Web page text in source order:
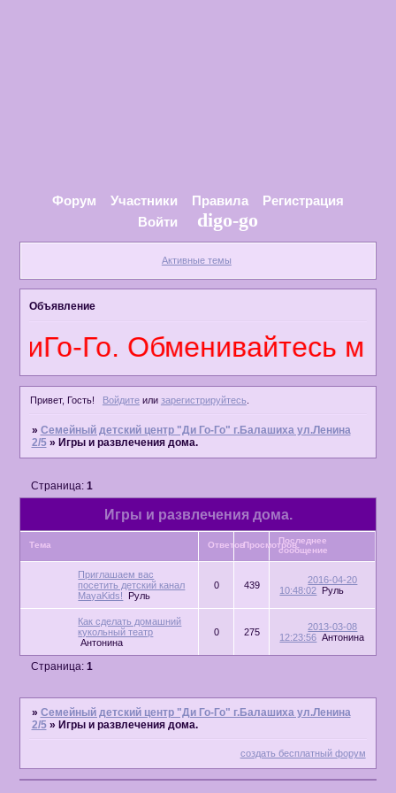
Форум Участники Правила
Регистрация
Войти
digo-go
Активные темы
Объявление
Го. Обменивайтесь
Привет, Гость! Войдитеили зарегистрируйтесь
» Семейный детский центр "Ди Го-Го" г.Балашиха ул.Ленина
2/5 » Игры и развлечения дома.
Игры и развлечения дома.
Страница: 1
Тема ОтветовПросмотровПоследнее
сообщение
Приглашаем вас
посетить детский канал
MayaKids!
Руль
0 439
2016-04-20
10:48:02 Руль
Как сделать домашний
кукольный театр
Антонина
0 275
2013-03-08
12:23:56 Антонина
Страница: 1
» Семейный детский центр "Ди Го-Го" г.Балашиха ул.Ленина
2/5 » Игры и развлечения дома.
создать бесплатный форум